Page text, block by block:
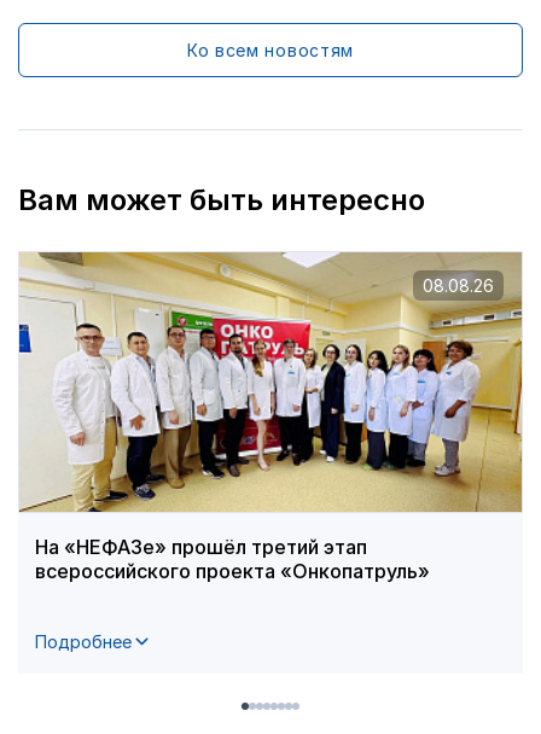
Ко всем новостям
Вам может быть интересно
На «НЕФАЗе» прошёл третий этап
всероссийского проекта «Онкопатруль»
Подробнее
08.08.26